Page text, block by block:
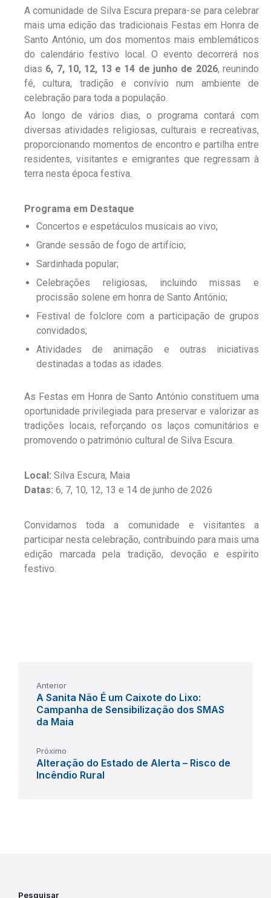
A comunidade de Silva Escura prepara-se para celebrar
mais uma edição das tradicionais Festas em Honra de
Santo António, um dos momentos mais emblemáticos
do calendário festivo local. O evento decorrerá nos
dias 6, 7, 10, 12, 13 e 14 de junho de 2026, reunindo
fé, cultura, tradição e convívio num ambiente de
celebração para toda a população.
Ao longo de vários dias, o programa contará com
diversas atividades religiosas, culturais e recreativas,
proporcionando momentos de encontro e partilha entre
residentes, visitantes e emigrantes que regressam à
terra nesta época festiva.
Programa em Destaque
Concertos e espetáculos musicais ao vivo;
Grande sessão de fogo de artifício;
Sardinhada popular;
Celebrações religiosas, incluindo missas e
procissão solene em honra de Santo António;
Festival de folclore com a participação de grupos
convidados;
Atividades de animação e outras iniciativas
destinadas a todas as idades.
As Festas em Honra de Santo António constituem uma
oportunidade privilegiada para preservar e valorizar as
tradições locais, reforçando os laços comunitários e
promovendo o património cultural de Silva Escura.
Local: Silva Escura, Maia
Datas: 6, 7, 10, 12, 13 e 14 de junho de 2026
Convidamos toda a comunidade e visitantes a
participar nesta celebração, contribuindo para mais uma
edição marcada pela tradição, devoção e espírito
festivo.
Anterior
A Sanita Não É um Caixote do Lixo:
Campanha de Sensibilização dos SMAS
da Maia
Próximo
Alteração do Estado de Alerta – Risco de
Incêndio Rural
Pesquisar